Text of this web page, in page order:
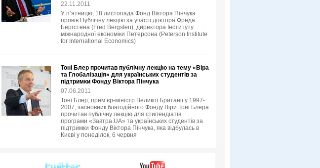
22.11.2011
У п’ятницю, 18 листопада Фонд Віктора Пінчука
провів Публічну лекцію за участі доктора Фреда
Бергстена (Fred Bergsten), директора Інституту
міжнародної економіки Петерсона (Peterson Institute
for International Economics)
Тоні Блер прочитав публічну лекцію на тему «Віра
та Глобалізація» для українських студентів за
підтримки Фонду Віктора Пінчука
07.06.2011
Тоні Блер, прем’єр-міністр Великої Британії у 1997-
2007, засновник благодійного Фонду Віри Тоні Блера
прочитав публічну лекцію для стипендіатів
програми «Завтра.UA» та українських студентів за
підтримки Фонду Віктора Пінчука, яка відбулась в
Києві у понеділок, 6 червня